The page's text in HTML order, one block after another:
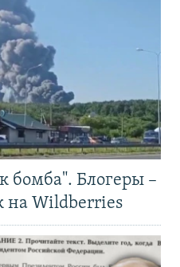
бомба". Блогеры –
на Wildberries